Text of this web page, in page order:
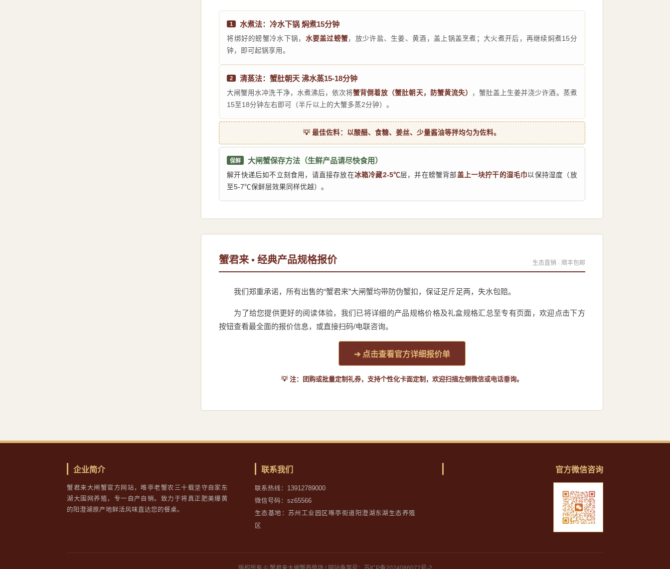
1 水煮法：冷水下锅 焖煮15分钟
将绑好的螃蟹冷水下锅， 水要盖过螃蟹，放少许盐、生姜、黄酒，盖上锅盖烹煮；大火煮开后，再继续焖煮15分
钟，即可起锅享用。
2 清蒸法：蟹肚朝天 沸水蒸15-18分钟
大闸蟹用水冲洗干净，水煮沸后，依次将蟹背倒着放（蟹肚朝天，防蟹黄流失）
，蟹肚盖上生姜并浇少许酒。蒸煮
15至18分钟左右即可（半斤以上的大蟹多蒸2分钟）。
💡 最佳佐料：以酸醋、食糖、姜丝、少量酱油等拌均匀为佐料。
保鲜 大闸蟹保存方法（生鲜产品请尽快食用）
解开快递后如不立刻食用，请直接存放在冰箱冷藏2-5℃层，并在螃蟹背部盖上一块拧干的湿毛巾以保持湿度（放
至5-7℃保鲜层效果同样优越）。
蟹君来 • 经典产品规格报价 生态直销 · 顺丰包邮
我们郑重承诺，所有出售的“蟹君来”大闸蟹均带防伪蟹扣，保证足斤足两，失水包赔。
为了给您提供更好的阅读体验，我们已将详细的产品规格价格及礼盒规格汇总至专有页面，欢迎点击下方
按钮查看最全面的报价信息，或直接扫码/电联咨询。
➔ 点击查看官方详细报价单
💡 注：团购或批量定制礼券，支持个性化卡面定制，欢迎扫描左侧微信或电话垂询。
企业简介
蟹君来大闸蟹官方网站，唯亭老蟹农三十载坚守自家东
湖大围网养殖，专一自产自销。致力于将真正肥美爆黄
的阳澄湖原产地鲜活风味直达您的餐桌。
联系我们
联系热线：13912789000
微信号码：sz65566
生态基地：苏州工业园区唯亭街道阳澄湖东湖生态养殖
区
官方微信咨询